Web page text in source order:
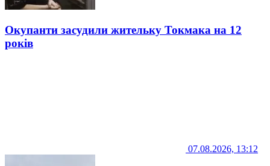
Окупанти засудили жительку Токмака на 12
років
07.08.2026, 13:12